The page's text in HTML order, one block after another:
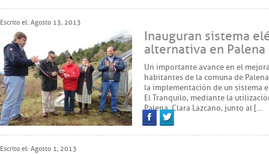
FacebookTwitter
Escrito el: Agosto 13, 2013
Inauguran sistema
alternativa en Palena
Un importante avance en el
habitantes de la comuna de
la implementación de un sistema
El Tranquilo, mediante la
Palena, Clara Lazcano, junto al […
FacebookTwitter
Escrito el: Agosto 1, 2013